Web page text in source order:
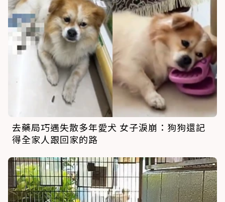
去藥局巧遇失散多年愛犬 女子淚崩：狗狗還記
得全家人跟回家的路